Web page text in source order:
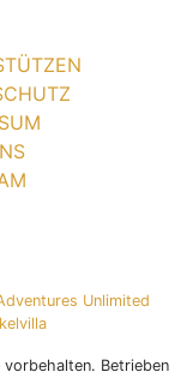
Unlimited
Betrieben